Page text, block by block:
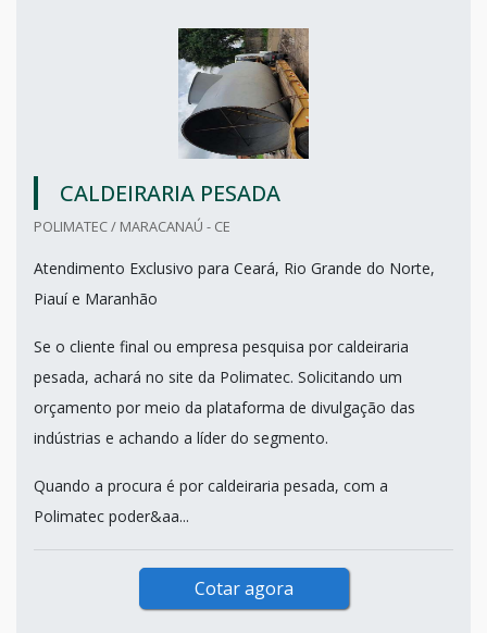
CALDEIRARIA PESADA
POLIMATEC / MARACANAÚ - CE
Atendimento Exclusivo para Ceará, Rio Grande do Norte,
Piauí e Maranhão
Se o cliente final ou empresa pesquisa por caldeiraria
pesada, achará no site da Polimatec. Solicitando um
orçamento por meio da plataforma de divulgação das
indústrias e achando a líder do segmento.
Quando a procura é por caldeiraria pesada, com a
Polimatec poder&aa...
Cotar agora